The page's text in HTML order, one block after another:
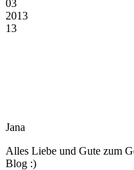
03
2013
13
Jana
Alles Liebe und Gute zum
Blog :)